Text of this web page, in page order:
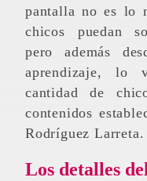
pantalla no es lo
chicos puedan
pero además
aprendizaje, lo
cantidad de
contenidos
Rodríguez Larreta.
Los detalles